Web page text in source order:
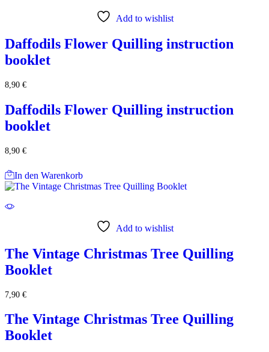
Add to wishlist
Daffodils Flower Quilling instruction
booklet
8,90 €
Daffodils Flower Quilling instruction
booklet
8,90 €
In den Warenkorb
Add to wishlist
The Vintage Christmas Tree Quilling
Booklet
7,90 €
The Vintage Christmas Tree Quilling
Booklet